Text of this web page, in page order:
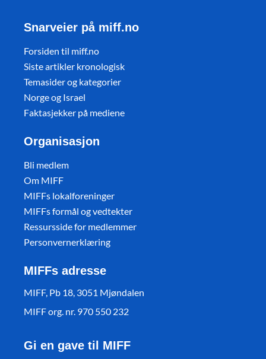
Snarveier på miff.no
Forsiden til miff.no
Siste artikler kronologisk
Temasider og kategorier
Norge og Israel
Faktasjekker på mediene
Organisasjon
Bli medlem
Om MIFF
MIFFs lokalforeninger
MIFFs formål og vedtekter
Ressursside for medlemmer
Personvernerklæring
MIFFs adresse
MIFF, Pb 18, 3051 Mjøndalen
MIFF org. nr. 970 550 232
Gi en gave til MIFF